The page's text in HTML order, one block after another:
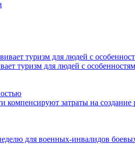
туризм для людей с
компенсируют затраты на
для военных-инвалидов